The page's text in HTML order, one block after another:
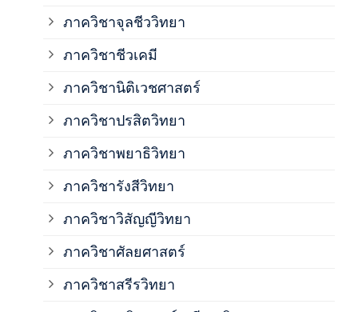
ภาควิชาจุลชีววิทยา
ภาควิชาชีวเคมี
ภาควิชานิติเวชศาสตร์
ภาควิชาปรสิตวิทยา
ภาควิชาพยาธิวิทยา
ภาควิชารังสีวิทยา
ภาควิชาวิสัญญีวิทยา
ภาควิชาศัลยศาสตร์
ภาควิชาสรีรวิทยา